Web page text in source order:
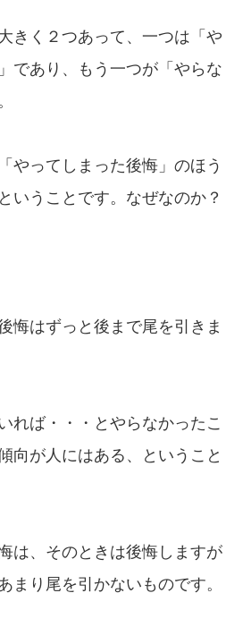
きく２つあって、一つは「や
であり、もう一つが「やらな
やってしまった後悔」のほう
いうことです。なぜなのか？
悔はずっと後まで尾を引きま
れば・・・とやらなかったこ
向が人にはある、ということ
は、そのときは後悔しますが
まり尾を引かないものです。